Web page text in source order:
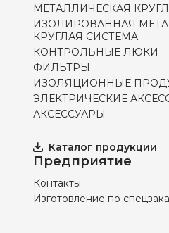
МЕТАЛЛИЧЕСКАЯ
ИЗОЛИРОВАННАЯ
КРУГЛАЯ СИСТЕМА
КОНТРОЛЬНЫЕ ЛЮКИ
ФИЛЬТРЫ
ИЗОЛЯЦИОННЫЕ
ЭЛЕКТРИЧЕСКИЕ
АКСЕССУАРЫ
Каталог продукции
Предприятие
Контакты
Изготовление по